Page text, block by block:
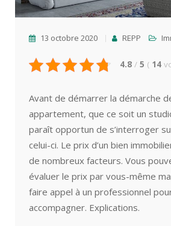
13 octobre 2020 REPP
4.8 / 5 ( 14
Avant de démarrer la démarche
appartement, que ce soit un
paraît opportun de s’interroger
celui-ci. Le prix d’un bien
de nombreux facteurs. Vous
évaluer le prix par vous-même
faire appel à un professionnel
accompagner. Explications.